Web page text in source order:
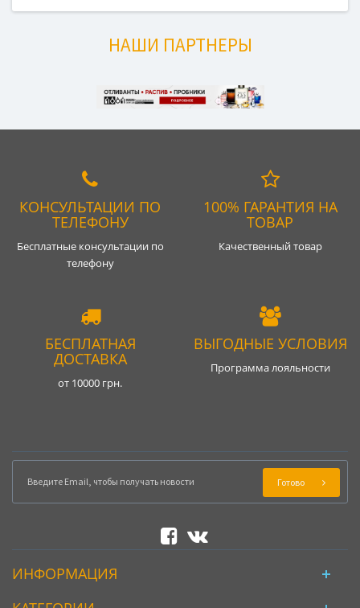
НАШИ ПАРТНЕРЫ
КОНСУЛЬТАЦИИ ПО
ТЕЛЕФОНУ
Бесплатные консультации по
телефону
100% ГАРАНТИЯ НА
ТОВАР
Качественный товар
БЕСПЛАТНАЯ
ДОСТАВКА
от 10000 грн.
ВЫГОДНЫЕ УСЛОВИЯ
Программа лояльности
Готово
ИНФОРМАЦИЯ